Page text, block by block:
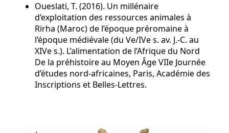
Oueslati, T. (2016). Un millénaire
d’exploitation des ressources animales à
Rirha (Maroc) de l’époque préromaine à
l’époque médiévale (du Ve/IVe s. av. J.-C. au
XIVe s.). L’alimentation de l’Afrique du Nord
De la préhistoire au Moyen Âge VIIe Journée
d’études nord-africaines, Paris, Académie des
Inscriptions et Belles-Lettres.